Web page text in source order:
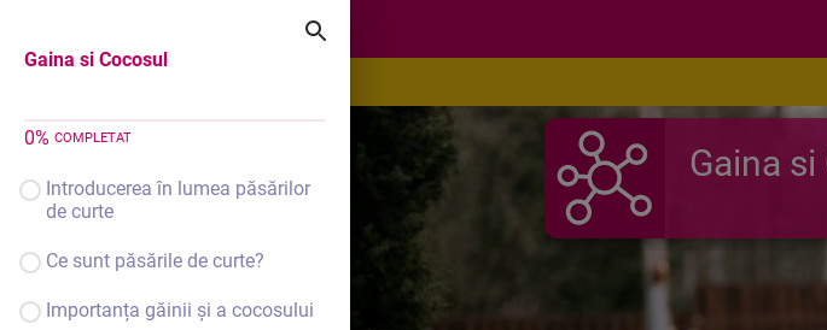
Gaina si Cocosul
0% COMPLETAT
Introducerea în lumea păsărilor
de curte
Ce sunt păsările de curte?
Importanța găinii și a cocosului
Gaina si